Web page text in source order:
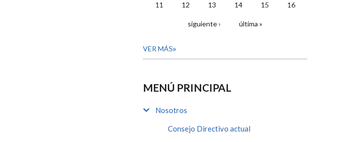
11 12 13 14 15 16
siguiente › última »
VER MÁS
MENÚ PRINCIPAL
Nosotros
Consejo Directivo actual